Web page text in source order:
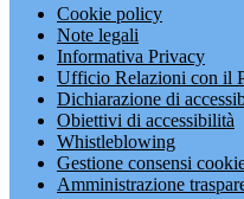
Cookie policy
Note legali
Informativa Privacy
Ufficio Relazioni con il
Dichiarazione di
Obiettivi di accessibilità
Whistleblowing
Gestione consensi
Amministrazione